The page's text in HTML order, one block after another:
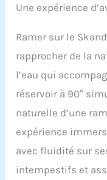
Une expérience
Ramer sur le
rapprocher de la
l’eau qui
réservoir à 90°
naturelle d’une
expérience
avec fluidité sur
intempestifs et